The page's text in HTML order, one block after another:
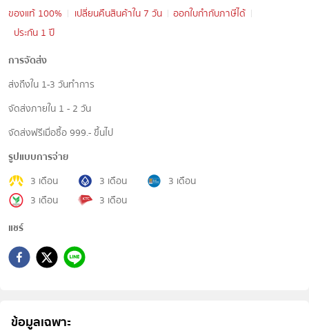
ของแท้ 100%
เปลี่ยนคืนสินค้าใน 7 วัน
ออกใบกำกับภาษีได้
ประกัน 1 ปี
การจัดส่ง
ส่งถึงใน 1-3 วันทำการ
จัดส่งภายใน 1 - 2 วัน
จัดส่งฟรีเมื่อซื้อ 999.- ขึ้นไป
รูปแบบการจ่าย
3 เดือน
3 เดือน
3 เดือน
3 เดือน
3 เดือน
แชร์
ข้อมูลเฉพาะ